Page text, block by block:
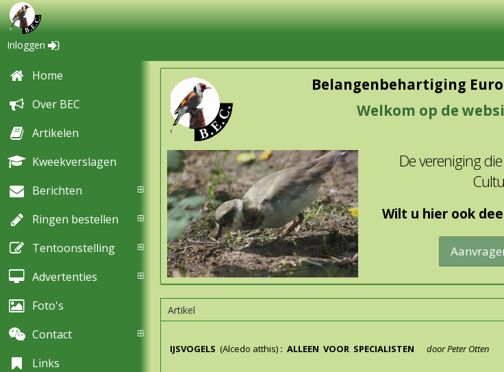
Inloggen
Home
Over BEC
Artikelen
Kweekverslagen
Berichten
Ringen bestellen
Tentoonstelling
Advertenties
Foto's
Contact
Links
Belangenbehartiging
Welkom op de
De vereniging
Wilt u hier ook
Artikel
IJSVOGELS (Alcedo atthis) : ALLEEN VOOR SPECIALISTEN door Peter Otten